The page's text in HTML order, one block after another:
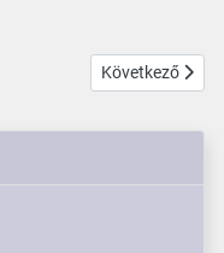
Következő cikk:
Következő